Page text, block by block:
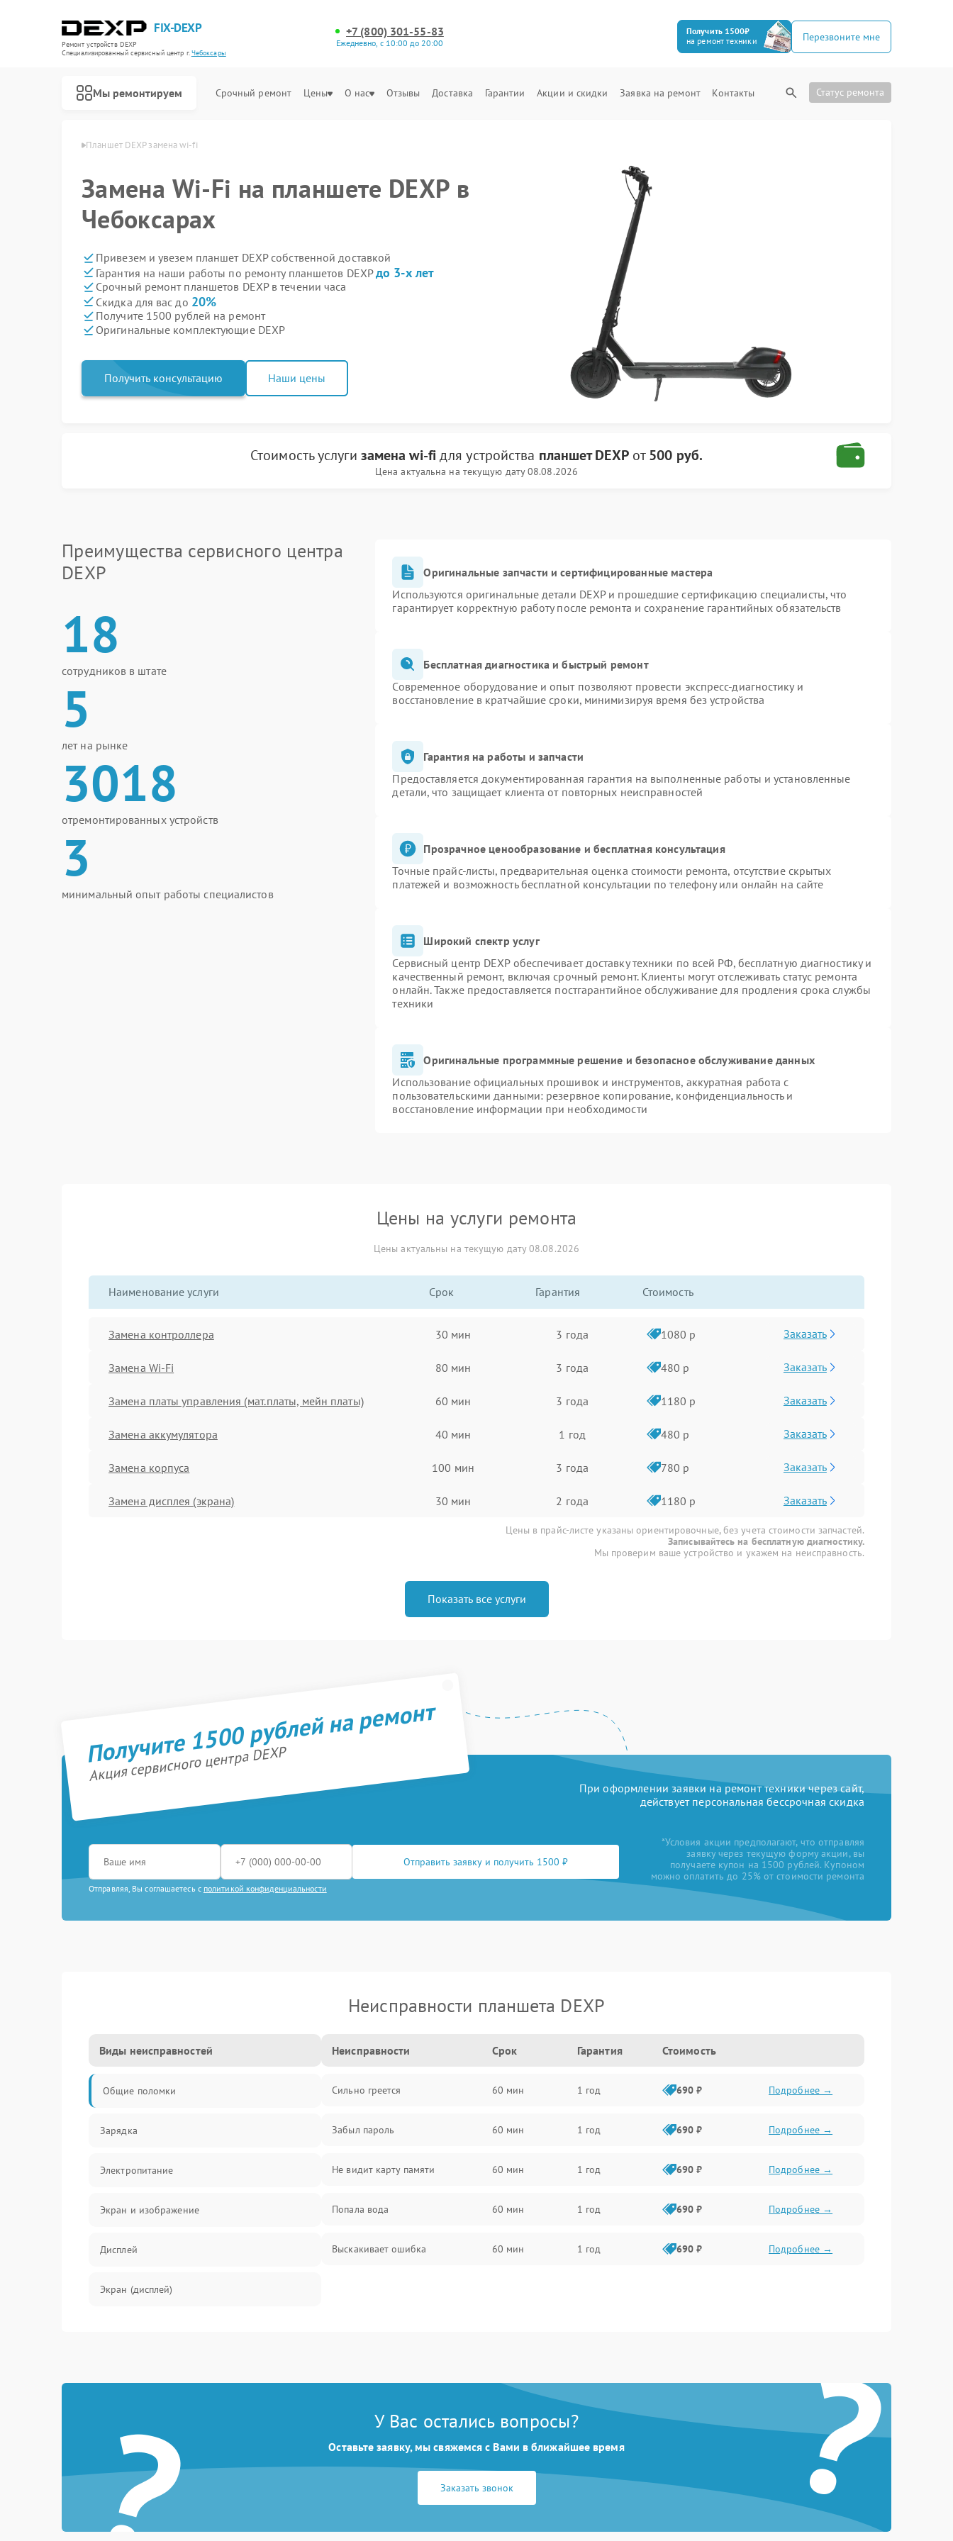
FIX-DEXP
Ремонт устройств DEXP
Специализированный cервисный центр г.Чебоксары
+7 (800) 301-55-83
Ежедневно, с 10:00 до 20:00
Получить 1500₽
на ремонт техники
Перезвоните мне
Мы ремонтируем Срочный ремонт Цены О нас Отзывы Доставка Гарантии Акции и скидки Заявка на ремонт Контакты Статус ремонта
в Чебоксарах Планшет DEXP замена wi-fi
Замена Wi-Fi на планшете DEXP в
Чебоксарах
Привезем и увезем планшет DEXP собственной доставкой
Гарантия на наши работы по ремонту планшетов DEXPдо 3-х лет
Срочный ремонт планшетов DEXP в течении часа
Скидка для вас до 20%
Получите 1500 рублей на ремонт
Оригинальные комплектующие DEXP
Получить консультацию Наши цены
Стоимость услуги замена wi-fiдля устройства планшет DEXPот500 руб.
Цена актуальна на текущую дату 08.08.2026
Преимущества сервисного центра
DEXP
18
сотрудников в штате
5
лет на рынке
3018
отремонтированных устройств
3
минимальный опыт работы специалистов
Оригинальные запчасти и сертифицированные мастера
Используются оригинальные детали DEXP и прошедшие сертификацию специалисты, что
гарантирует корректную работу после ремонта и сохранение гарантийных обязательств
Бесплатная диагностика и быстрый ремонт
Современное оборудование и опыт позволяют провести экспресс-диагностику и
восстановление в кратчайшие сроки, минимизируя время без устройства
Гарантия на работы и запчасти
Предоставляется документированная гарантия на выполненные работы и установленные
детали, что защищает клиента от повторных неисправностей
Прозрачное ценообразование и бесплатная консультация
Точные прайс-листы, предварительная оценка стоимости ремонта, отсутствие скрытых
платежей и возможность бесплатной консультации по телефону или онлайн на сайте
Широкий спектр услуг
Сервисный центр DEXP обеспечивает доставку техники по всей РФ, бесплатную диагностику и
качественный ремонт, включая срочный ремонт. Клиенты могут отслеживать статус ремонта
онлайн. Также предоставляется постгарантийное обслуживание для продления срока службы
техники
Оригинальные программные решение и безопасное обслуживание данных
Использование официальных прошивок и инструментов, аккуратная работа с
пользовательскими данными: резервное копирование, конфиденциальность и
восстановление информации при необходимости
Цены на услуги ремонта
Цены актуальны на текущую дату 08.08.2026
Наименование услуги Срок Гарантия Стоимость
Замена контроллера 30 мин 3 года 1080 р Заказать
Замена Wi-Fi 80 мин 3 года 480 р Заказать
Замена платы управления (мат.платы, мейн платы) 60 мин 3 года 1180 р Заказать
Замена аккумулятора 40 мин 1 год 480 р Заказать
Замена корпуса 100 мин 3 года 780 р Заказать
Замена дисплея (экрана) 30 мин 2 года 1180 р Заказать
Цены в прайс-листе указаны ориентировочные, без учета стоимости запчастей.
Записывайтесь на бесплатную диагностику.
Мы проверим ваше устройство и укажем на неисправность.
Показать все услуги
Получите 1500 рублей на ремонт
Акция сервисного центра DEXP
При оформлении заявки на ремонт техники через сайт,
действует персональная бессрочная скидка
Отправить заявку и получить 1500 ₽
Отправляя, Вы соглашаетесь с политикой конфиденциальности
*Условия акции предполагают, что отправляя
заявку через текущую форму акции, вы
получаете купон на 1500 рублей. Купоном
можно оплатить до 25% от стоимости ремонта
Неисправности планшета DEXP
Виды неисправностей
Общие поломки
Зарядка
Электропитание
Экран и изображение
Дисплей
Экран (дисплей)
Влага и механические повреждения
Сеть и интернет
Зарядка и разъёмы
Неисправности Срок Гарантия Стоимость
Сильно греется 60 мин 1 год 690 ₽ Подробнее →
Забыл пароль 60 мин 1 год 690 ₽ Подробнее →
Не видит карту памяти 60 мин 1 год 690 ₽ Подробнее →
Попала вода 60 мин 1 год 690 ₽ Подробнее →
Выскакивает ошибка 60 мин 1 год 690 ₽ Подробнее →
? ?
У Вас остались вопросы?
Оставьте заявку, мы свяжемся с Вами в ближайшее время
Заказать звонок